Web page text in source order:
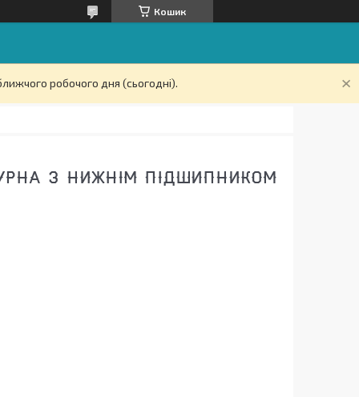
Кошик
робочого дня (сьогодні).
З НИЖНІМ ПІДШИПНИКОМ